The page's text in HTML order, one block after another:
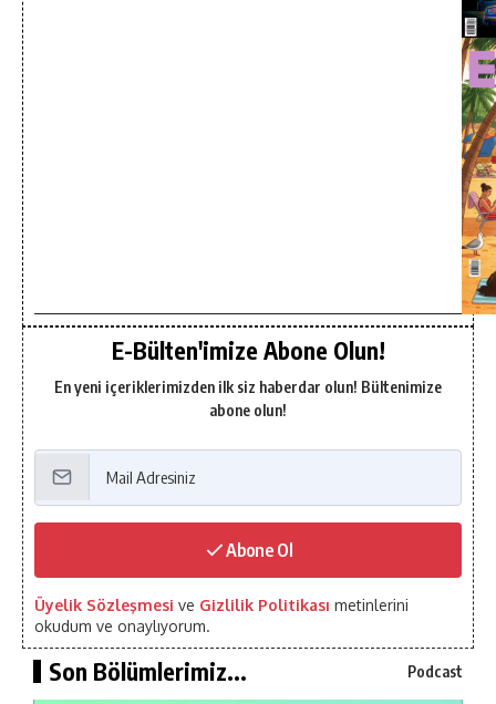
E-Bülten'imize Abone Olun!
En yeni içeriklerimizden ilk siz haberdar olun! Bültenimize
abone olun!
Abone Ol
Üyelik Sözleşmesi ve Gizlilik Politikası metinlerini
okudum ve onaylıyorum.
Son Bölümlerimiz... Podcast